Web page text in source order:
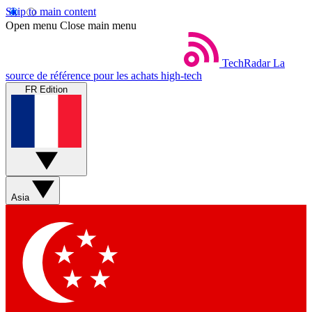
Skip to main content
Open menu Close main menu
TechRadar La
source de référence pour les achats high-tech
FR Edition
Asia